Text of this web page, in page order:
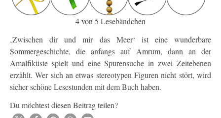
4 von 5 Lesebändchen
‚Zwischen dir und mir das Meer‘ ist eine wunderbare
Sommergeschichte, die anfangs auf Amrum, dann an der
Amalfiküste spielt und eine Spurensuche in zwei Zeitebenen
erzählt. Wer sich an etwas stereotypen Figuren nicht stört, wird
sicher schöne Lesestunden mit dem Buch haben.
Du möchtest diesen Beitrag teilen?